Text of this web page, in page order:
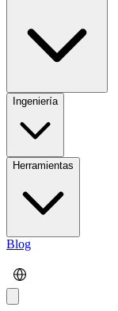
Ingeniería
Herramientas
Blog